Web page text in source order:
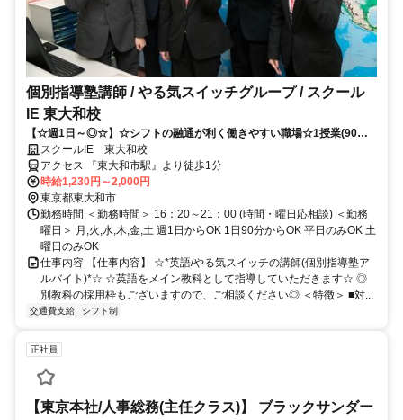
個別指導塾講師 / やる気スイッチグループ / スクール
IE 東大和校
【☆週1日～◎☆】☆シフトの融通が利く働きやすい職場☆1授業(90分)
からOK！！
スクールIE 東大和校
アクセス 『東大和市駅』より徒歩1分
時給1,230円～2,000円
東京都東大和市
勤務時間 ＜勤務時間＞ 16：20～21：00 (時間・曜日応相談) ＜勤務
曜日＞ 月,火,水,木,金,土 週1日からOK 1日90分からOK 平日のみOK 土
曜日のみOK
仕事内容 【仕事内容】 ☆*英語/やる気スイッチの講師(個別指導塾ア
ルバイト)*☆ ☆英語をメイン教科として指導していただきます☆ ◎
別教科の採用枠もございますので、ご相談ください◎ ＜特徴＞ ■対...
交通費支給 シフト制
正社員
【東京本社/人事総務(主任クラス)】 ブラックサンダー